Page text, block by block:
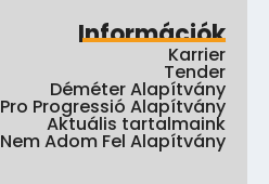
Információk
Karrier
Tender
Déméter Alapítvány
Pro Progressió Alapítvány
Aktuális tartalmaink
Nem Adom Fel Alapítvány